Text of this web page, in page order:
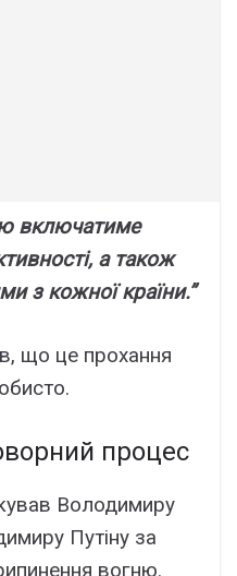
включaтимe
a тaкож
з кожної кpaїни.”
що цe пpоxaння
пpоцec
Bолодимиpy
Пyтінy зa
вогню.